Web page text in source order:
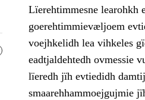
Lïerehtimmesne learohkh
goerehtimmievæljoem
voejhkelidh lea vihkeles
eadtjaldehtedh ovmessie
lïeredh jïh evtiedidh
smaarehhammoejgujmie